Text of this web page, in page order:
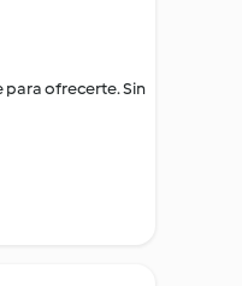
para ofrecerte. Sin